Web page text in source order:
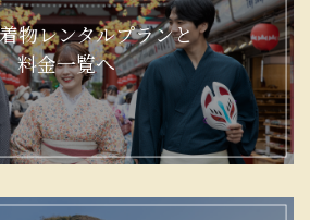
物レンタルプランと
料金一覧へ